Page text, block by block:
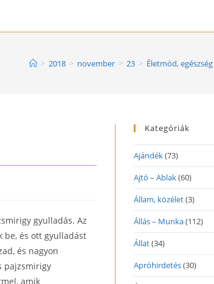
> 2018 > november > 23 > Életmód, egészség
gyulladás. Az
be, és ott gyulladást
és nagyon
pajzsmirigy
amik
Kategóriák
Ajándék(73)
Ajtó – Ablak(60)
Állam, közélet(3)
Állás – Munka(112)
Állat(34)
Apróhirdetés(30)